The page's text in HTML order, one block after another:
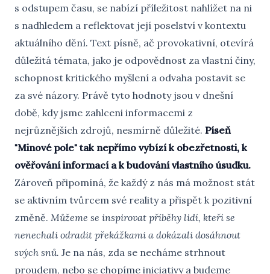
s odstupem času, se nabízí příležitost nahlížet na ni
s nadhledem a reflektovat její poselství v kontextu
aktuálního dění. Text písně, ač provokativní, otevírá
důležitá témata, jako je odpovědnost za vlastní činy,
schopnost kritického myšlení a odvaha postavit se
za své názory. Právě tyto hodnoty jsou v dnešní
době, kdy jsme zahlceni informacemi z
nejrůznějších zdrojů, nesmírně důležité. Píseň
"Minové pole" tak nepřímo vybízí k obezřetnosti, k
ověřování informací a k budování vlastního úsudku.
Zároveň připomíná, že každý z nás má možnost stát
se aktivním tvůrcem své reality a přispět k pozitivní
změně. Můžeme se inspirovat příběhy lidí, kteří se
nenechali odradit překážkami a dokázali dosáhnout
svých snů. Je na nás, zda se necháme strhnout
proudem, nebo se chopíme iniciativy a budeme